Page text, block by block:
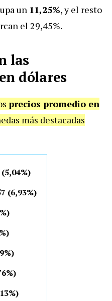
un 11,25%, y el resto
el 29,45%.
las
dólares
precios promedio en
más destacadas
(6,93%)